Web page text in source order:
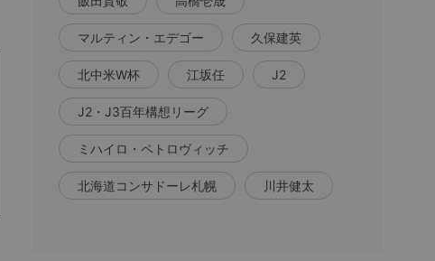
マルティン・エデゴー 久保建英
北中米W杯 江坂任 J2
J2・J3百年構想リーグ
ミハイロ・ペトロヴィッチ
北海道コンサドーレ札幌 川井健太